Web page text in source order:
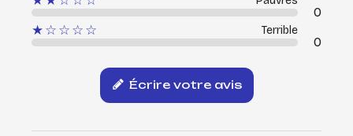
0
★☆☆☆☆
Terrible
0
Écrire votre avis